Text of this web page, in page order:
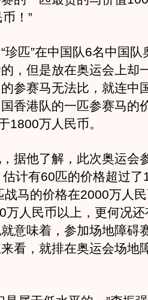
！”
匹”在中国队6名中国队
，但是放在奥运会上却
参赛马无法比，就连中
香港队的一匹参赛马的
1800万人民币。
他了解，此次奥运会
计有60匹的价格超过了
马的价格在2000万人
万人民币以上，更何况
意味着，参加场地障碍
看，就排在奥运会场地